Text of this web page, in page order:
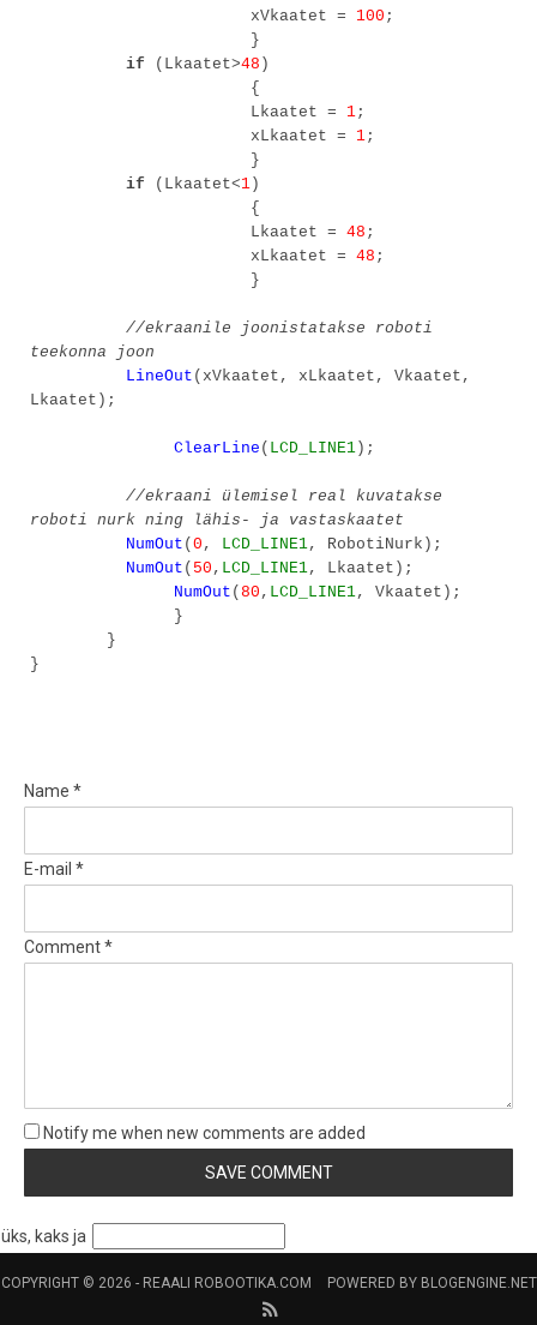
xVkaatet = 100 ;
}
if
(Lkaatet>48 )
{
Lkaatet = 1 ;
xLkaatet = 1 ;
}
if
(Lkaatet<1)
{
Lkaatet = 48 ;
xLkaatet = 48 ;
}
//ekraanile joonistatakse roboti
teekonna joon
LineOut (xVkaatet, xLkaatet, Vkaatet,
Lkaatet);
ClearLine ( LCD_LINE1);
//ekraani ülemisel real kuvatakse
roboti nurk ning lähis- ja vastaskaatet
NumOut (0 , LCD_LINE1, RobotiNurk);
NumOut ( 50 , LCD_LINE1, Lkaatet);
NumOut (80 , LCD_LINE1, Vkaatet);
}
}
}
Name *
E-mail *
Comment *
Notify me when new comments are added
üks, kaks ja
COPYRIGHT © 2026 - REAALI ROBOOTIKA.COM POWERED BY BLOGENGINE.NET